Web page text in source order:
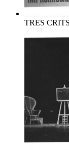
TRES